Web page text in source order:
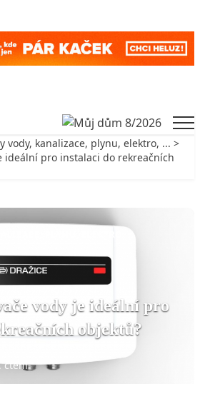
vody, kanalizace, plynu, elektro, ... >
ideální pro instalaci do rekreačních
PLYNU, ELEKTRO, ...
vody je ideální pro
objektů?
čtení